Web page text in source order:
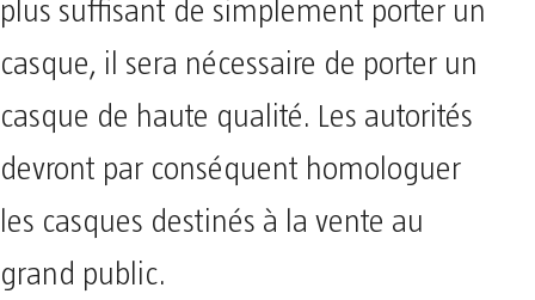
plus suffisant de simplement porter un
casque, il sera nécessaire de porter un
casque de haute qualité. Les autorités
devront par conséquent homologuer
les casques destinés à la vente au
grand public.